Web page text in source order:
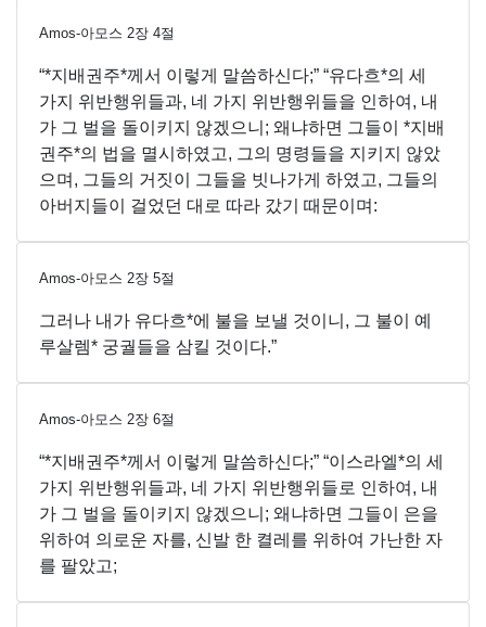
Amos-아모스 2장 4절
“*지배권주*께서 이렇게 말씀하신다;” “유다흐*의 세
가지 위반행위들과, 네 가지 위반행위들을 인하여, 내
가 그 벌을 돌이키지 않겠으니; 왜냐하면 그들이 *지배
권주*의 법을 멸시하였고, 그의 명령들을 지키지 않았
으며, 그들의 거짓이 그들을 빗나가게 하였고, 그들의
아버지들이 걸었던 대로 따라 갔기 때문이며:
Amos-아모스 2장 5절
그러나 내가 유다흐*에 불을 보낼 것이니, 그 불이 예
루살렘* 궁궐들을 삼킬 것이다.”
Amos-아모스 2장 6절
“*지배권주*께서 이렇게 말씀하신다;” “이스라엘*의 세
가지 위반행위들과, 네 가지 위반행위들로 인하여, 내
가 그 벌을 돌이키지 않겠으니; 왜냐하면 그들이 은을
위하여 의로운 자를, 신발 한 켤레를 위하여 가난한 자
를 팔았고;